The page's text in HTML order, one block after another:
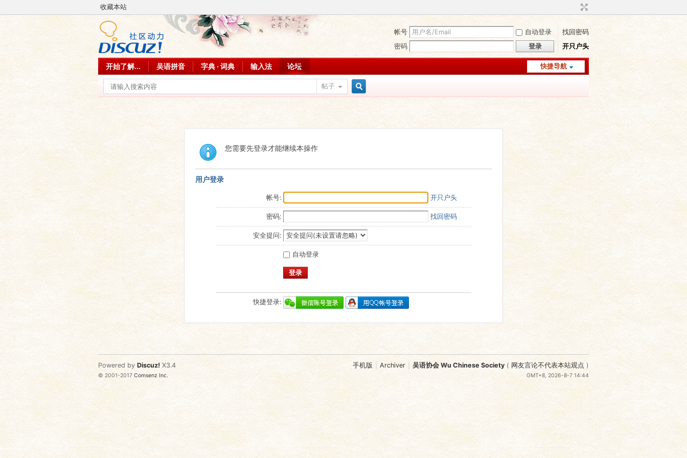
收藏本站
帐号 自动登录
找回密码
密码
登录 开只户头
快捷导航
开始了解... 吴语拼音 字典 · 词典 输入法 论坛
帖子
您需要先登录才能继续本操作
用户登录
帐号: 开只户头
密码: 找回密码
安全提问:
自动登录
登录
快捷登录:
手机版 Archiver 吴语协会 Wu Chinese Society ( 网友言论不代表本站观点 )
GMT+8, 2026-8-7 14:44
Powered by Discuz! X3.4
© 2001-2017Comsenz Inc.